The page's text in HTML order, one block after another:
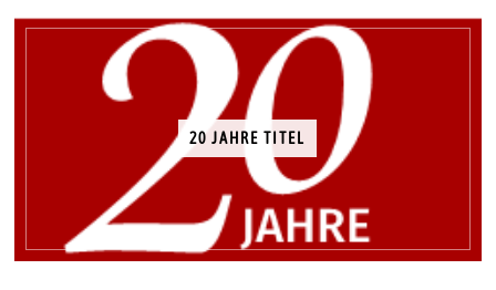
20 JAHRE TITEL